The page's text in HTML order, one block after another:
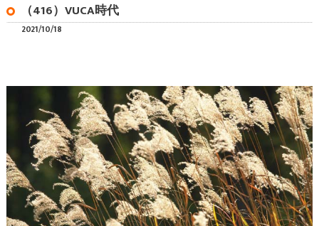
（416）VUCA時代
2021/10/18